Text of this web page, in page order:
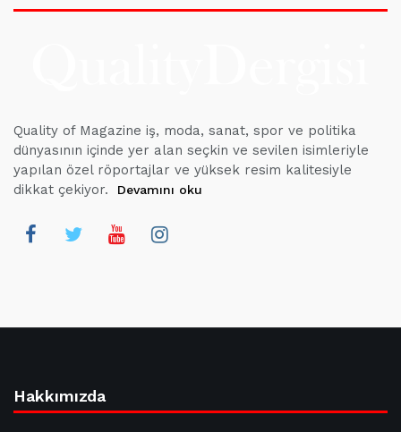
Quality of Magazine iş, moda, sanat, spor ve politika
dünyasının içinde yer alan seçkin ve sevilen isimleriyle
yapılan özel röportajlar ve yüksek resim kalitesiyle
dikkat çekiyor.
Devamını oku
Hakkımızda